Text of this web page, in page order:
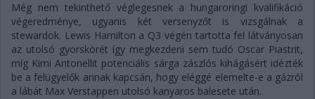
Még nem tekinthető véglegesnek a hungaroringi kvalifikáció
végeredménye, ugyanis két versenyzőt is vizsgálnak a
stewardok. Lewis Hamilton a Q3 végén tartotta fel látványosan
az utolsó gyorskörét így megkezdeni sem tudó Oscar Piastrit,
míg Kimi Antonellit potenciális sárga zászlós kihágásért idézték
be a felügyelők annak kapcsán, hogy eléggé elemelte-e a gázról
a lábát Max Verstappen utolsó kanyaros balesete után.